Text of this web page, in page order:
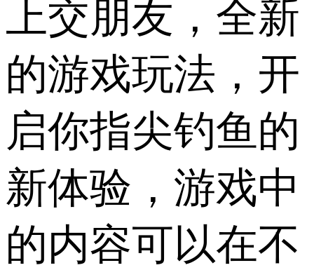
上交朋友，全新
的游戏玩法，开
启你指尖钓鱼的
新体验，游戏中
的内容可以在不